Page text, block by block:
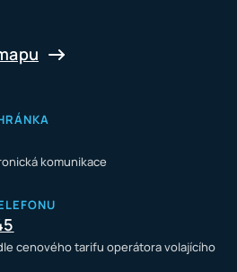
komunikace
cenového tarifu operátora volajícího